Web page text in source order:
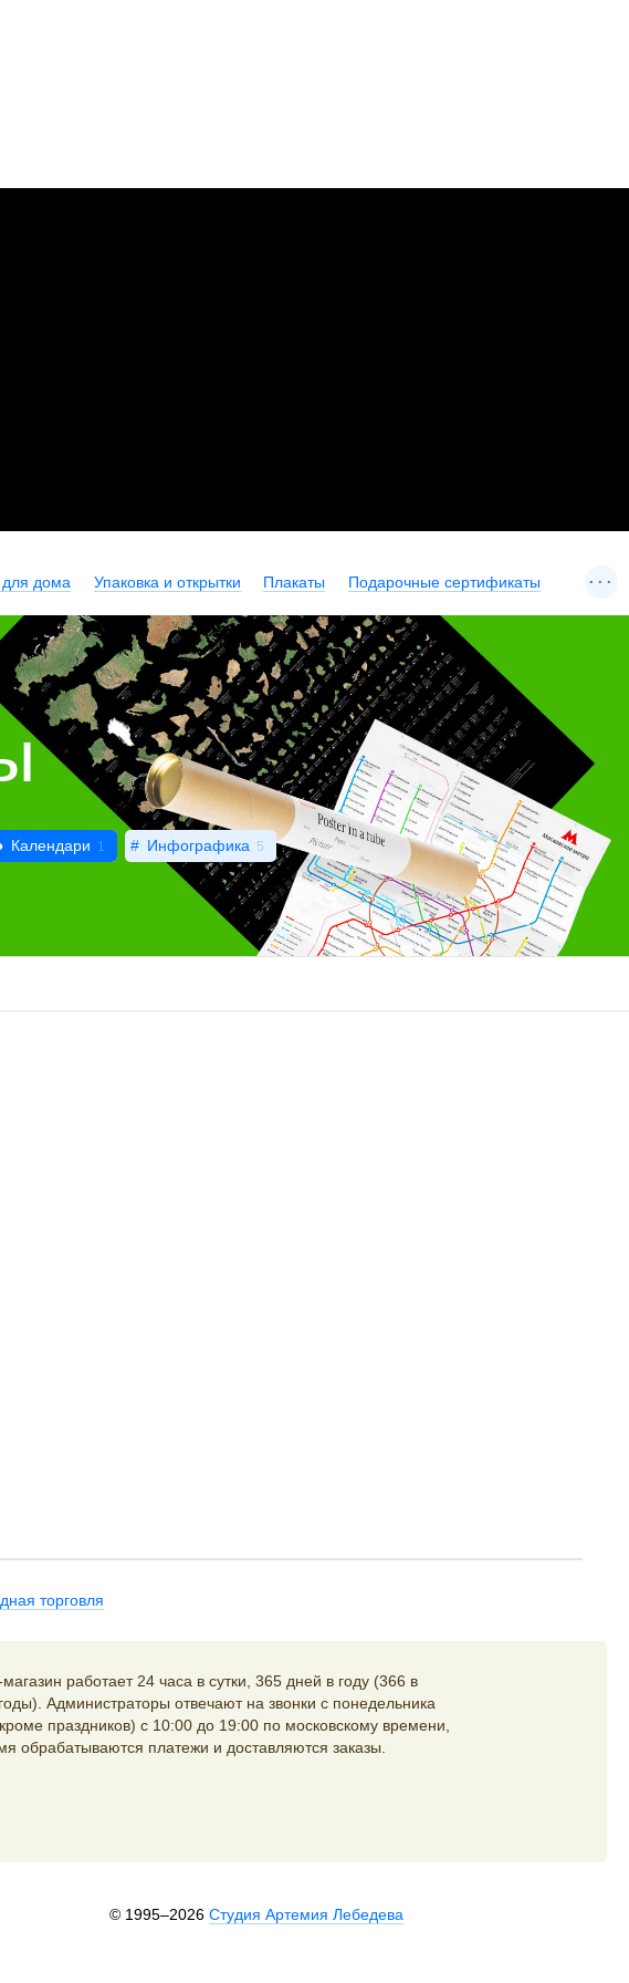
дома Упаковка и открытки Плакаты Подарочные сертификаты ...
Календари 1 Инфографика 5
торговля
работает 24 часа в сутки, 365 дней в году (366 в
Администраторы отвечают на звонки с понедельника
праздников) с 10:00 до 19:00 по московскому времени,
обрабатываются платежи и доставляются заказы.
© 1995–2026 Студия Артемия Лебедева